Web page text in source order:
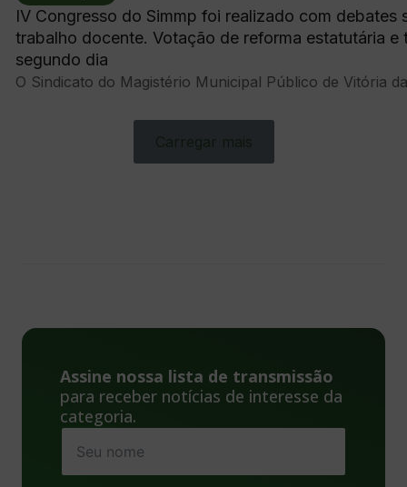
IV Congresso do Simmp foi realizado com
trabalho docente. Votação de reforma estatutária e
segundo dia
O Sindicato do Magistério Municipal Público de Vitória
Carregar mais
Assine nossa lista de transmissão
para receber notícias de interesse da
categoria.